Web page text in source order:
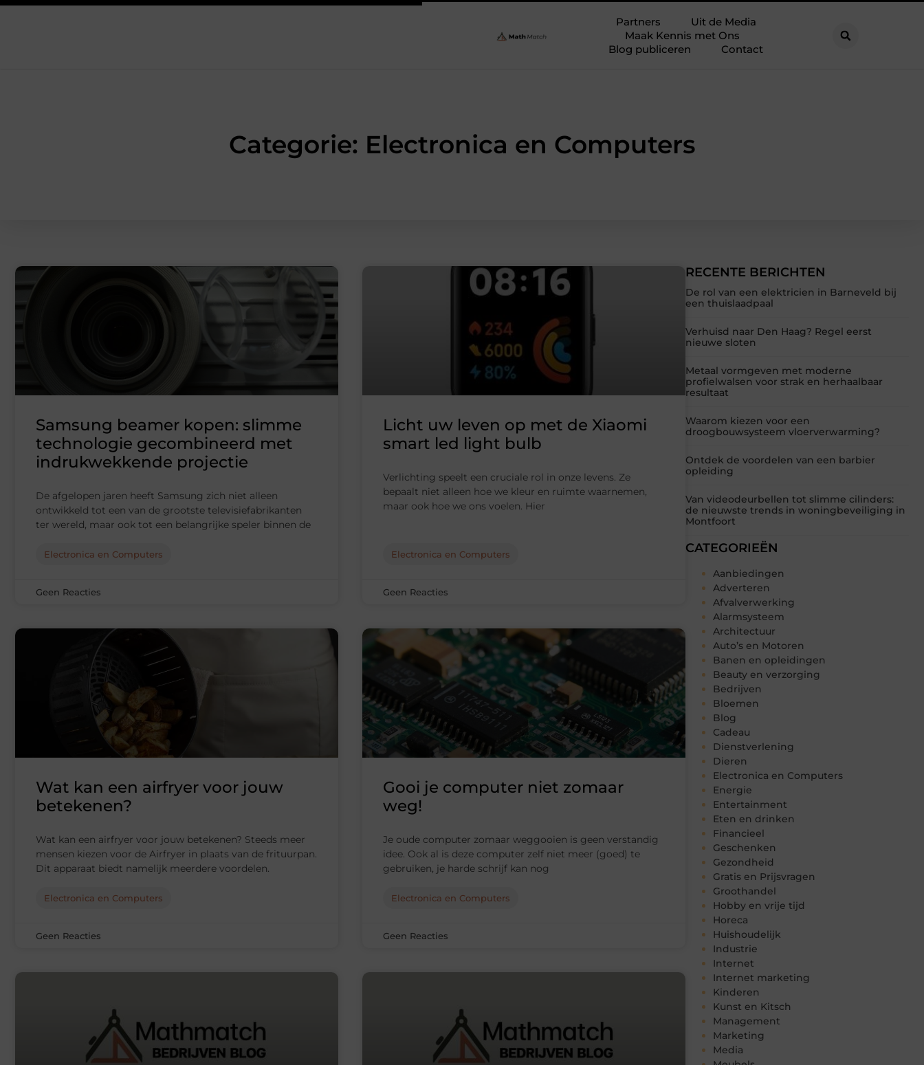
Partners
Uit de Media
Maak Kennis met Ons
Blog publiceren
Contact
Categorie: Electronica en Computers
RECENTE BERICHTEN
De rol van een elektricien in Barneveld bij
een thuislaadpaal
Verhuisd naar Den Haag? Regel eerst
nieuwe sloten
Metaal vormgeven met moderne
profielwalsen voor strak en herhaalbaar
resultaat
Waarom kiezen voor een
droogbouwsysteem vloerverwarming?
Ontdek de voordelen van een barbier
opleiding
Van videodeurbellen tot slimme cilinders:
de nieuwste trends in woningbeveiliging in
Montfoort
CATEGORIEËN
Aanbiedingen
Adverteren
Afvalverwerking
Alarmsysteem
Architectuur
Auto’s en Motoren
Banen en opleidingen
Beauty en verzorging
Bedrijven
Bloemen
Blog
Cadeau
Dienstverlening
Dieren
Electronica en Computers
Energie
Entertainment
Eten en drinken
Financieel
Geschenken
Gezondheid
Gratis en Prijsvragen
Groothandel
Hobby en vrije tijd
Horeca
Huishoudelijk
Industrie
Internet
Internet marketing
Kinderen
Kunst en Kitsch
Management
Marketing
Media
Samsung beamer kopen: slimme
technologie gecombineerd met
indrukwekkende projectie
De afgelopen jaren heeft Samsung zich niet alleen
ontwikkeld tot een van de grootste televisiefabrikanten
ter wereld, maar ook tot een belangrijke speler binnen de
Electronica en Computers
Geen Reacties
Licht uw leven op met de Xiaomi
smart led light bulb
Verlichting speelt een cruciale rol in onze levens. Ze
bepaalt niet alleen hoe we kleur en ruimte waarnemen,
maar ook hoe we ons voelen. Hier
Electronica en Computers
Geen Reacties
Wat kan een airfryer voor jouw
betekenen?
Wat kan een airfryer voor jouw betekenen? Steeds meer
mensen kiezen voor de Airfryer in plaats van de frituurpan.
Dit apparaat biedt namelijk meerdere voordelen.
Electronica en Computers
Geen Reacties
Gooi je computer niet zomaar
weg!
Je oude computer zomaar weggooien is geen verstandig
idee. Ook al is deze computer zelf niet meer (goed) te
gebruiken, je harde schrijf kan nog
Electronica en Computers
Geen Reacties